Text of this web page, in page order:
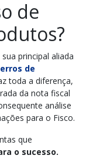
de
principal aliada
de
toda a diferença,
da nota fiscal
análise
para o Fisco.
que
o sucesso.